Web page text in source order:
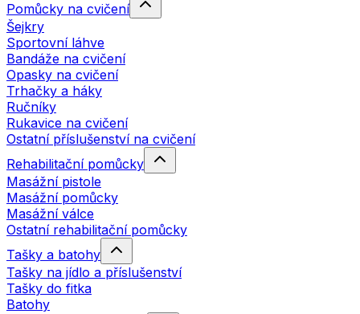
Pomůcky na cvičení
Šejkry
Sportovní láhve
Bandáže na cvičení
Opasky na cvičení
Trhačky a háky
Ručníky
Rukavice na cvičení
Ostatní příslušenství na cvičení
Rehabilitační pomůcky
Masážní pistole
Masážní pomůcky
Masážní válce
Ostatní rehabilitační pomůcky
Tašky a batohy
Tašky na jídlo a příslušenství
Tašky do fitka
Batohy